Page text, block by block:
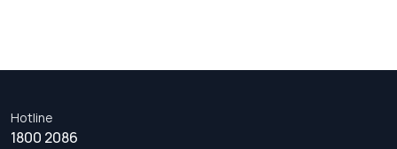
Hotline
1800 2086